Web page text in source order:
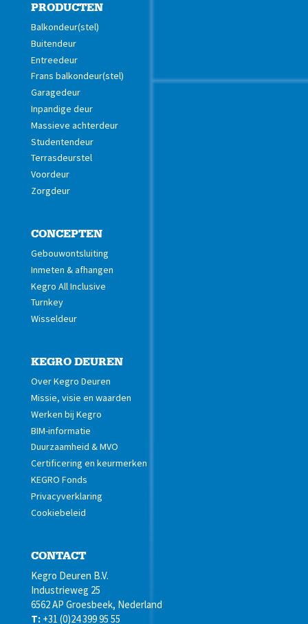
PRODUCTEN
Balkondeur(stel)
Buitendeur
Entreedeur
Frans balkondeur(stel)
Garagedeur
Inpandige deur
Massieve achterdeur
Studentendeur
Terrasdeurstel
Voordeur
Zorgdeur
CONCEPTEN
Gebouwontsluiting
Inmeten & afhangen
Kegro All Inclusive
Turnkey
Wisseldeur
KEGRO DEUREN
Over Kegro Deuren
Missie, visie en waarden
Werken bij Kegro
BIM-informatie
Duurzaamheid & MVO
Certificering en keurmerken
KEGRO Fonds
Privacyverklaring
Cookiebeleid
CONTACT
Kegro Deuren B.V.
Industrieweg 25
6562 AP Groesbeek, Nederland
T: +31 (0)24 399 95 55